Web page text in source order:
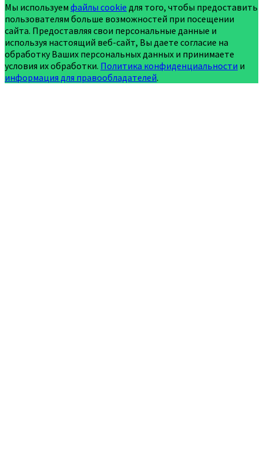
Мы используем файлы cookie для того, чтобы предоставить
пользователям больше возможностей при посещении
сайта. Предоставляя свои персональные данные и
используя настоящий веб-сайт, Вы даете согласие на
обработку Ваших персональных данных и принимаете
условия их обработки. Политика конфиденциальности и
информация для правообладателей.